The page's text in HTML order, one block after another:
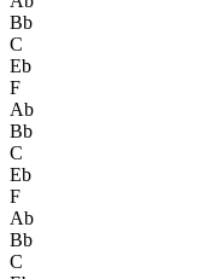
Bb
C
Eb
F
Ab
Bb
C
Eb
F
Ab
Bb
C